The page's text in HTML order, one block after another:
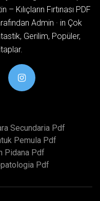
Kılıçların Fırtınası PDF
Admin · in Çok
Gerilim, Popüler,
Secundaria Pdf
Pemula Pdf
Pidana Pdf
Pdf